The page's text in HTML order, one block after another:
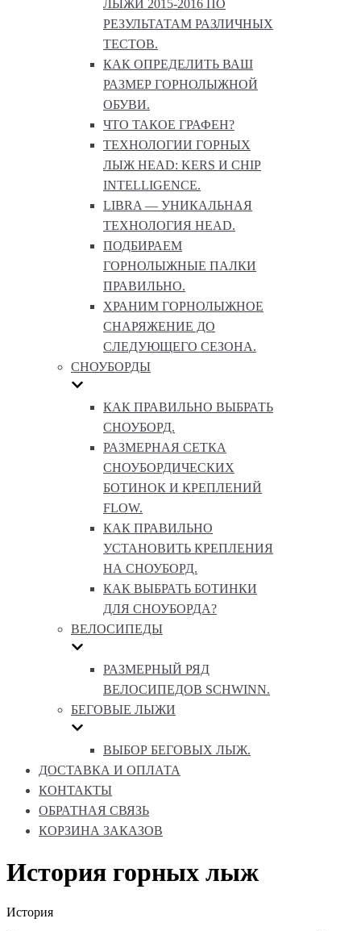
ЛЫЖИ 2015-2016 ПО
РЕЗУЛЬТАТАМ РАЗЛИЧНЫХ
ТЕСТОВ.
КАК ОПРЕДЕЛИТЬ ВАШ
РАЗМЕР ГОРНОЛЫЖНОЙ
ОБУВИ.
ЧТО ТАКОЕ ГРАФЕН?
ТЕХНОЛОГИИ ГОРНЫХ
ЛЫЖ HEAD: KERS И CHIP
INTELLIGENCE.
LIBRA — УНИКАЛЬНАЯ
ТЕХНОЛОГИЯ HEAD.
ПОДБИРАЕМ
ГОРНОЛЫЖНЫЕ ПАЛКИ
ПРАВИЛЬНО.
ХРАНИМ ГОРНОЛЫЖНОЕ
СНАРЯЖЕНИЕ ДО
СЛЕДУЮЩЕГО СЕЗОНА.
СНОУБОРДЫ
КАК ПРАВИЛЬНО ВЫБРАТЬ
СНОУБОРД.
РАЗМЕРНАЯ СЕТКА
СНОУБОРДИЧЕСКИХ
БОТИНОК И КРЕПЛЕНИЙ
FLOW.
КАК ПРАВИЛЬНО
УСТАНОВИТЬ КРЕПЛЕНИЯ
НА СНОУБОРД.
КАК ВЫБРАТЬ БОТИНКИ
ДЛЯ СНОУБОРДА?
ВЕЛОСИПЕДЫ
РАЗМЕРНЫЙ РЯД
ВЕЛОСИПЕДОВ SCHWINN.
БЕГОВЫЕ ЛЫЖИ
ВЫБОР БЕГОВЫХ ЛЫЖ.
ДОСТАВКА И ОПЛАТА
КОНТАКТЫ
ОБРАТНАЯ СВЯЗЬ
КОРЗИНА ЗАКАЗОВ
История горных лыж
История